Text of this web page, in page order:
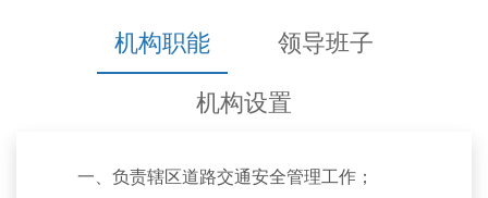
机构职能 领导班子
机构设置
一、负责辖区道路交通安全管理工作；